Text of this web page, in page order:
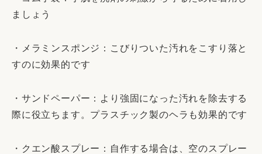
ましょう
・メラミンスポンジ：こびりついた汚れをこすり落と
すのに効果的です
・サンドペーパー：より強固になった汚れを除去する
際に役立ちます。プラスチック製のヘラも効果的です
・クエン酸スプレー：自作する場合は、空のスプレー